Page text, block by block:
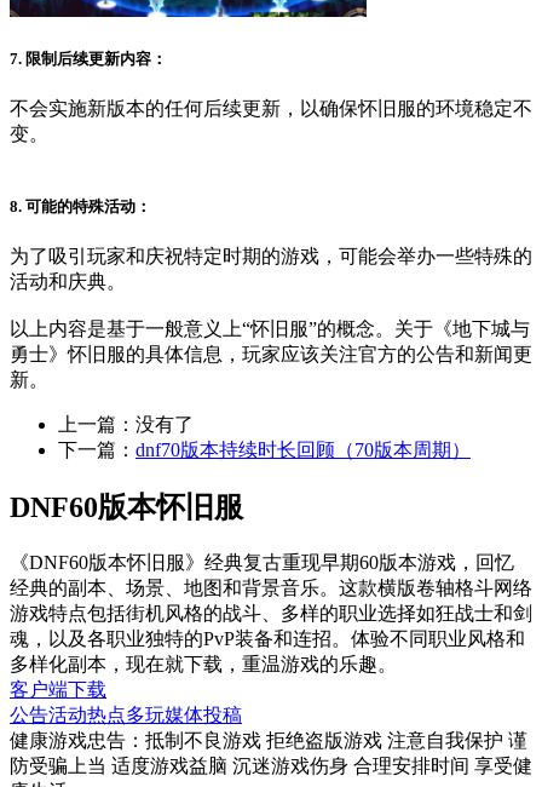
7. 限制后续更新内容：
不会实施新版本的任何后续更新，以确保怀旧服的环境稳定不
变。
8. 可能的特殊活动：
为了吸引玩家和庆祝特定时期的游戏，可能会举办一些特殊的
活动和庆典。
以上内容是基于一般意义上“怀旧服”的概念。关于《地下城与
勇士》怀旧服的具体信息，玩家应该关注官方的公告和新闻更
新。
上一篇：没有了
下一篇： dnf70版本持续时长回顾（70版本周期）
DNF60版本怀旧服
《DNF60版本怀旧服》经典复古重现早期60版本游戏，回忆
经典的副本、场景、地图和背景音乐。这款横版卷轴格斗网络
游戏特点包括街机风格的战斗、多样的职业选择如狂战士和剑
魂，以及各职业独特的PvP装备和连招。体验不同职业风格和
多样化副本，现在就下载，重温游戏的乐趣。
客户端下载
公告活动热点多玩媒体投稿
健康游戏忠告：抵制不良游戏 拒绝盗版游戏 注意自我保护 谨
防受骗上当 适度游戏益脑 沉迷游戏伤身 合理安排时间 享受健